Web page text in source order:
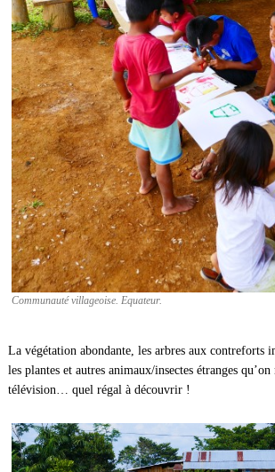
Communauté villageoise. Equateur.
La végétation abondante, les arbres aux contreforts
les plantes et autres animaux/insectes étranges
télévision… quel régal à découvrir !